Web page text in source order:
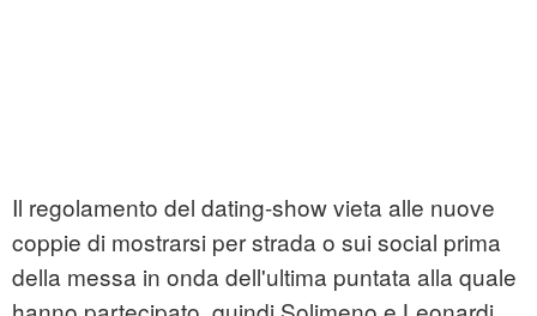
Il regolamento del dating-show vieta alle nuove
coppie di mostrarsi per strada o sui social prima
della messa in onda dell'ultima puntata alla quale